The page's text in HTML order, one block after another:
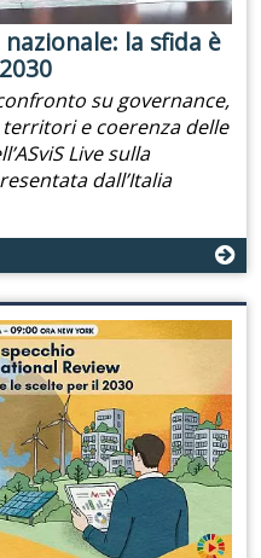
la sfida è
su governance,
e coerenza delle
Live sulla
dall’Italia